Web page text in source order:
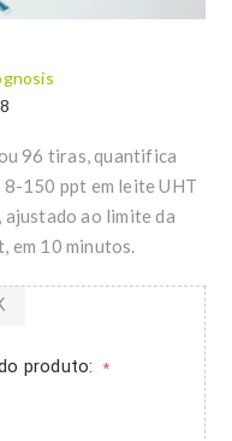
96 tiras, quantifica
150 ppt em leite UHT
ajustado ao limite da
em 10 minutos.
produto: *